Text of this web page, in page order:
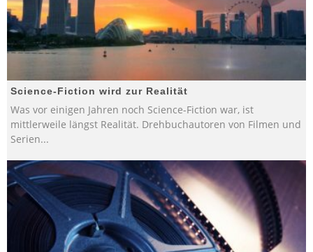
Science-Fiction wird zur Realität
Was vor einigen Jahren noch Science-Fiction war, ist
mittlerweile längst Realität. Drehbuchautoren von Filmen und
Serien...